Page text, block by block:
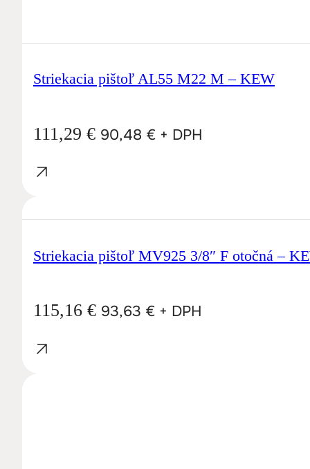
Striekacia pištoľ AL55 M22 M – KEW
111,29 € 90,48 € + DPH
Striekacia pištoľ MV925 3/8″ F otočná –
115,16 € 93,63 € + DPH